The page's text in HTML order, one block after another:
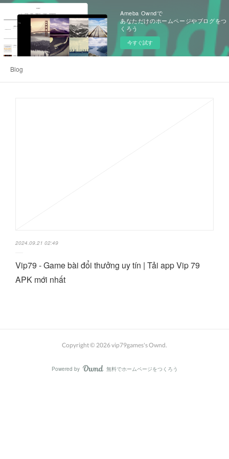
Ameba Owndで
あなただけのホームページやブログをつ
くろう
今すぐ試す
Blog
2024.09.21 02:49
Vip79 - Game bài đổi thưởng uy tín | Tải app Vip 79
APK mới nhất
Copyright © 2026vip79games's Ownd.
Powered by AmebaOwnd
無料でホームページをつくろう